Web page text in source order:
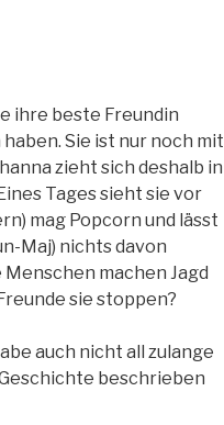
ihre beste Freundin
Sie ist nur noch mit
zieht sich deshalb in
Tages sieht sie vor
mag Popcorn und lässt
Maj) nichts davon
machen Jagd
sie stoppen?
auch nicht all zulange
beschrieben